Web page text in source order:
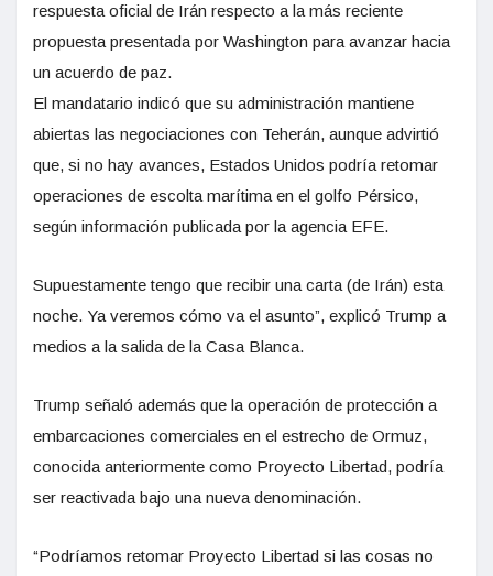
respuesta oficial de Irán respecto a la más reciente
propuesta presentada por Washington para avanzar hacia
un acuerdo de paz.
El mandatario indicó que su administración mantiene
abiertas las negociaciones con Teherán, aunque advirtió
que, si no hay avances, Estados Unidos podría retomar
operaciones de escolta marítima en el golfo Pérsico,
según información publicada por la agencia EFE.
Supuestamente tengo que recibir una carta (de Irán) esta
noche. Ya veremos cómo va el asunto”, explicó Trump a
medios a la salida de la Casa Blanca.
Trump señaló además que la operación de protección a
embarcaciones comerciales en el estrecho de Ormuz,
conocida anteriormente como Proyecto Libertad, podría
ser reactivada bajo una nueva denominación.
“Podríamos retomar Proyecto Libertad si las cosas no